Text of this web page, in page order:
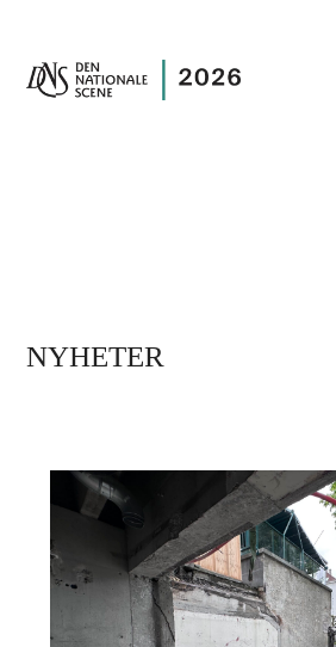
NYHETER